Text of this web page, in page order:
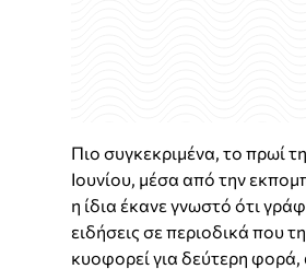
Πιο συγκεκριμένα, το πρωί
Ιουνίου, μέσα από την
η ίδια έκανε γνωστό ότι
ειδήσεις σε περιοδικά που
κυοφορεί για δεύτερη